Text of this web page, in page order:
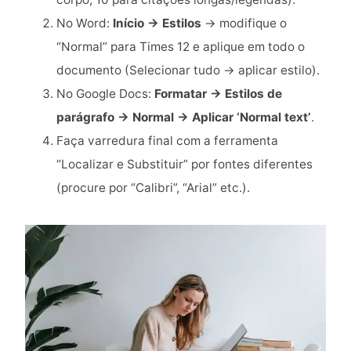
No Word: Início → Estilos → modifique o
“Normal” para Times 12 e aplique em todo o
documento (Selecionar tudo → aplicar estilo).
No Google Docs: Formatar → Estilos de
parágrafo → Normal → Aplicar ‘Normal text’.
Faça varredura final com a ferramenta
“Localizar e Substituir” por fontes diferentes
(procure por “Calibri”, “Arial” etc.).